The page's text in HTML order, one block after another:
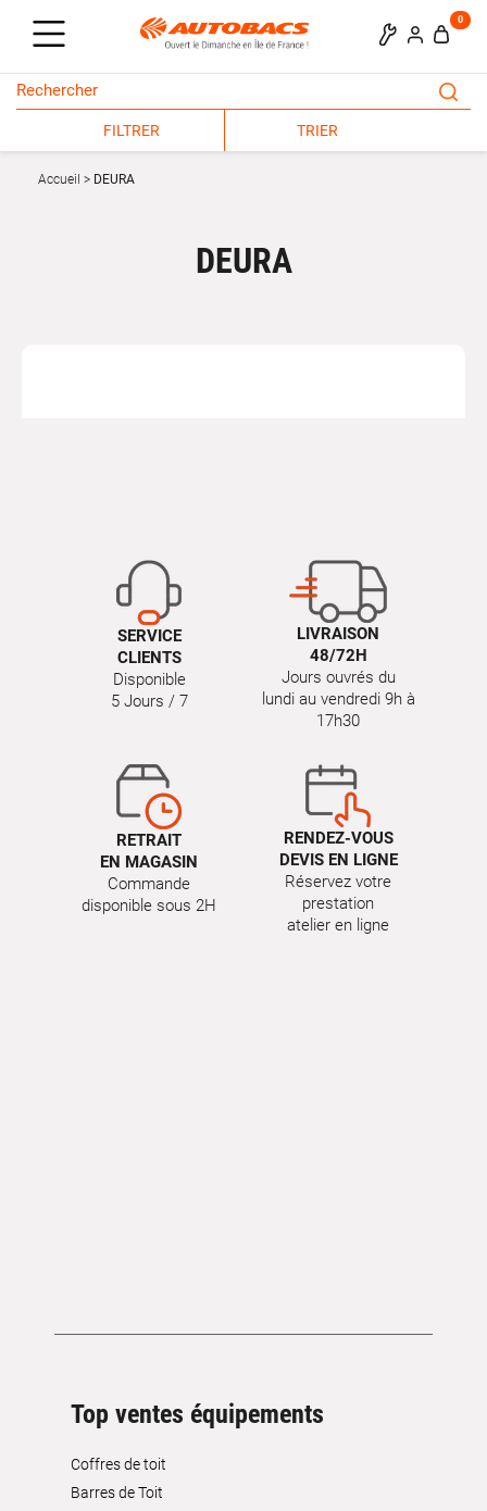
0
FILTRER TRIER
Accueil DEURA
DEURA
SERVICE
CLIENTS
Disponible
5 Jours / 7
LIVRAISON
48/72H
Jours ouvrés du
lundi au vendredi 9h à
17h30
RETRAIT
EN MAGASIN
Commande
disponible sous 2H
RENDEZ-VOUS
DEVIS EN LIGNE
Réservez votre
prestation
atelier en ligne
Top ventes équipements
Coffres de toit
Barres de Toit